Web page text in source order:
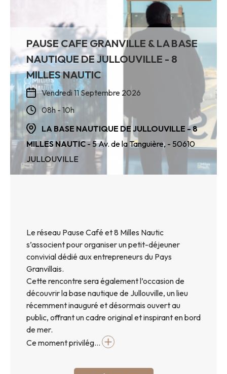
PAUSE CAFE GRANVILLE & LA BASE
NAUTIQUE DE JULLOUVILLE - 8
MILLES NAUTIC
Vendredi 11 Septembre 2026
08h - 10h
LA BASE NAUTIQUE DE JULLOUVILLE - 8
MILLES NAUTIC- 5 Av. de la Tanguière, - 50610
JULLOUVILLE
Le réseau Pause Café et 8 Milles Nautic
s’associent pour organiser un petit-déjeuner
convivial dédié aux entrepreneurs du Pays
Granvillais.
Cette rencontre sera également l’occasion de
découvrir la base nautique de Jullouville, un lieu
récemment inauguré et désormais ouvert au
public, offrant un cadre original et inspirant en bord
de mer.
Ce moment privilég...